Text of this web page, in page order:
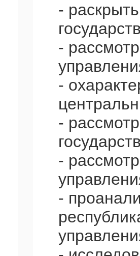
-
-
-
-
-
-